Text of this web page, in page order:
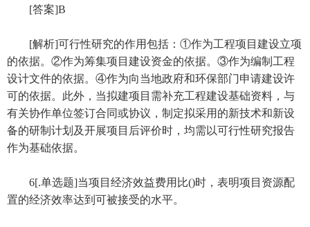
[答案]B
[解析]可行性研究的作用包括：①作为工程项目建设立项
的依据。②作为筹集项目建设资金的依据。③作为编制工程
设计文件的依据。④作为向当地政府和环保部门申请建设许
可的依据。此外，当拟建项目需补充工程建设基础资料，与
有关协作单位签订合同或协议，制定拟采用的新技术和新设
备的研制计划及开展项目后评价时，均需以可行性研究报告
作为基础依据。
6[.单选题]当项目经济效益费用比()时，表明项目资源配
置的经济效率达到可被接受的水平。